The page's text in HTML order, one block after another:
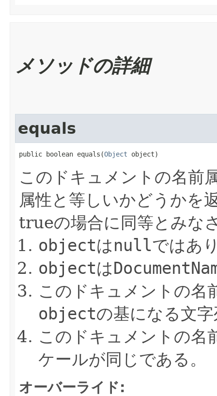
メソッドの詳細
equals
public boolean equals​(Object object)
このドキュメントの名前
属性と等しいかどうかを
trueの場合に同等とみな
objectはnullではあ
objectは
このドキュメントの名
objectの基になる文
このドキュメントの名
ケールが同じである。
オーバーライド: